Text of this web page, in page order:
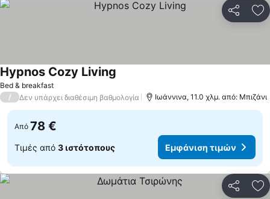
Bed & breakfast
Hypnos Cozy Living
/ Δεν υπάρχει διαθέσιμη βαθμολογία Ιωάννινα, 11.0 χλμ. από: Μπιζάνι
Από 78 €
Τιμές από 3 ιστότοπους Εμφάνιση τιμών